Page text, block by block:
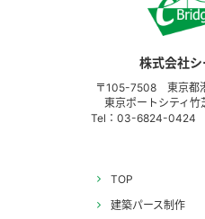
株式会社
〒105-7508 東京都
東京ポートシティ竹
Tel：03-6824-0424
TOP
建築パース制作